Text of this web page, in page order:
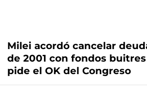
Milei acordó cancelar
de 2001 con fondos
pide el OK del Congreso